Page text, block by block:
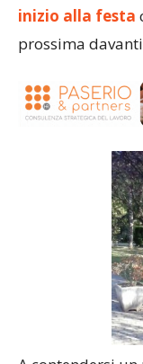
inizio alla festa
prossima